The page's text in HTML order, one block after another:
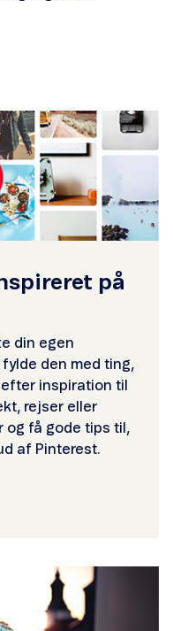
på
din egen
den med ting,
inspiration til
rejser eller
og få gode tips til,
af Pinterest.